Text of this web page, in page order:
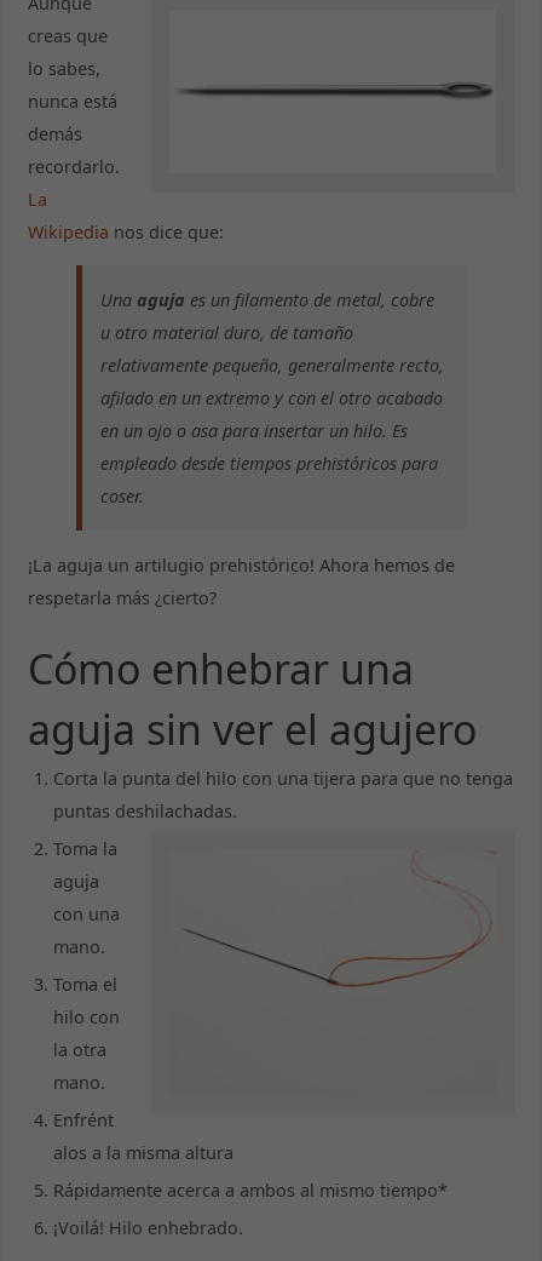
creas que
lo sabes,
nunca está
demás
recordarlo.
La
Wikipedia nos dice que:
Una aguja es un filamento de metal, cobre
u otro material duro, de tamaño
relativamente pequeño, generalmente recto,
afilado en un extremo y con el otro acabado
en un ojo o asa para insertar un hilo. Es
empleado desde tiempos prehistóricos para
coser.
¡La aguja un artilugio prehistórico! Ahora hemos de
respetarla más ¿cierto?
Cómo enhebrar una
aguja sin ver el agujero
Corta la punta del hilo con una tijera para que no tenga
puntas deshilachadas.
Toma la
aguja
con una
mano.
Toma el
hilo con
la otra
mano.
Enfrént
alos a la misma altura
Rápidamente acerca a ambos al mismo tiempo*
¡Voilá! Hilo enhebrado.